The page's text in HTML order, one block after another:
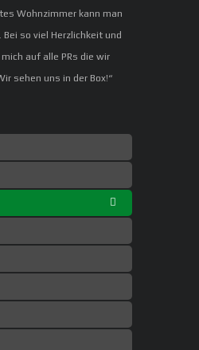
Wohnzimmer kann man
so viel Herzlichkeit und
auf alle PRs die wir
sehen uns in der Box!“